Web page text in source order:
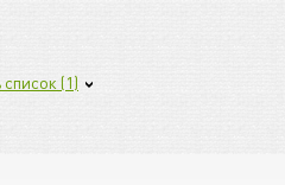
список (1)